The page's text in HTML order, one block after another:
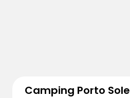
Camping Porto Sole